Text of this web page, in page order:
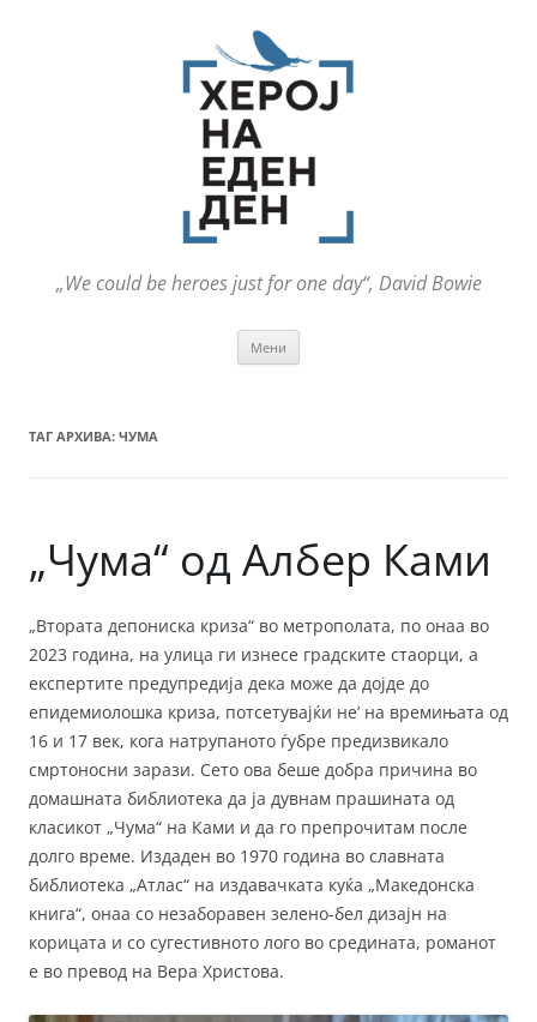
„We could be heroes just for one day“, David Bowie
Мени
ТАГ АРХИВА: ЧУМА
„Чума“ од Албер Ками
„Втората депониска криза“ во метрополата, по онаа во
2023 година, на улица ги изнесе градските стаорци, а
експертите предупредија дека може да дојде до
епидемиолошка криза, потсетувајќи не’ на времињата од
16 и 17 век, кога натрупаното ѓубре предизвикало
смртоносни зарази. Сето ова беше добра причина во
домашната библиотека да ја дувнам прашината од
класикот „Чума“ на Ками и да го препрочитам после
долго време. Издаден во 1970 година во славната
библиотека „Атлас“ на издавачката куќа „Македонска
книга“, онаа со незаборавен зелено-бел дизајн на
корицата и со сугестивното лого во средината, романот
е во превод на Вера Христова.